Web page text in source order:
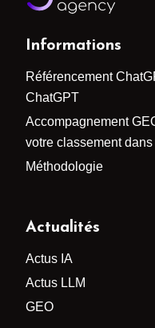
Informations
Référencement
ChatGPT
Accompagnement
votre classement
Méthodologie
Actualités
Actus IA
Actus LLM
GEO